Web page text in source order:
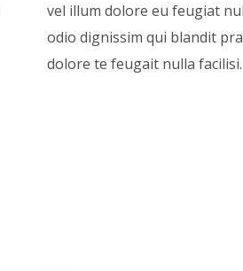
vel illum dolore eu feugiat
odio dignissim qui blandit
dolore te feugait nulla facilisi.